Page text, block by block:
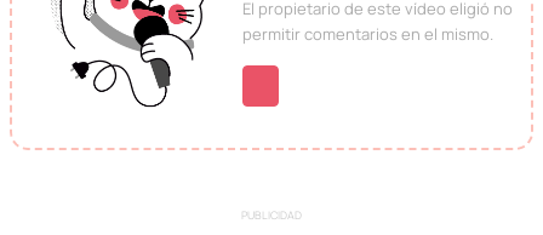
El propietario de este vídeo eligió no
permitir comentarios en el mismo.
PUBLICIDAD